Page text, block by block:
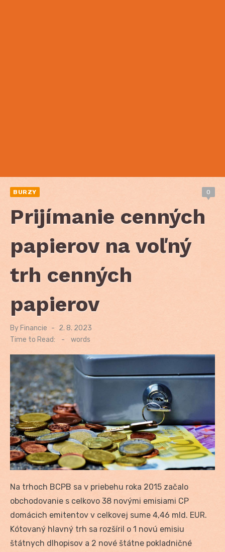
BURZY 0
Prijímanie cenných
papierov na voľný
trh cenných
papierov
By Financie
Posted
2. 8. 2023
Time to Read:
- words
Na trhoch BCPB sa v priebehu roka 2015 začalo
obchodovanie s celkovo 38 novými emisiami CP
domácich emitentov v celkovej sume 4,46 mld. EUR.
Kótovaný hlavný trh sa rozšíril o 1 novú emisiu
štátnych dlhopisov a 2 nové štátne pokladničné